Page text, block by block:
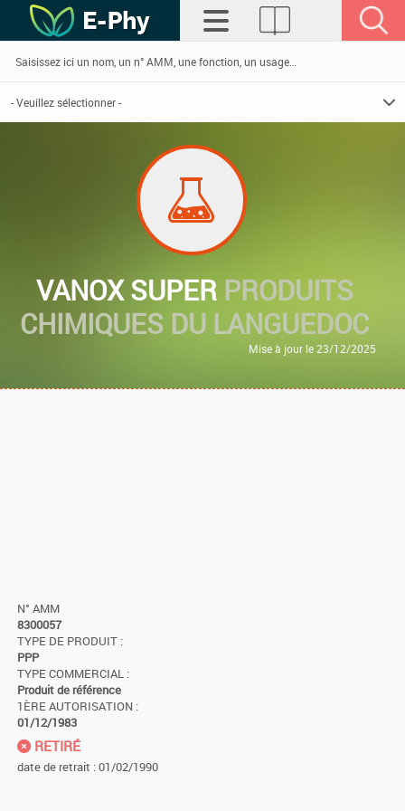
VANOX SUPER PRODUITS
CHIMIQUES DU LANGUEDOC
Mise à jour le 23/12/2025
N° AMM
8300057
TYPE DE PRODUIT :
PPP
TYPE COMMERCIAL :
Produit de référence
1ÈRE AUTORISATION :
01/12/1983
RETIRÉ
date de retrait : 01/02/1990